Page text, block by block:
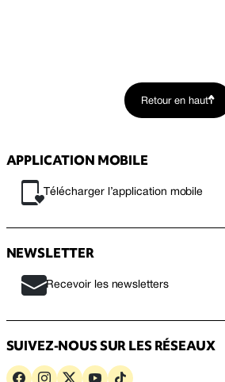
Retour en haut
APPLICATION MOBILE
Télécharger l’application mobile
NEWSLETTER
Recevoir les newsletters
SUIVEZ-NOUS SUR LES RÉSEAUX